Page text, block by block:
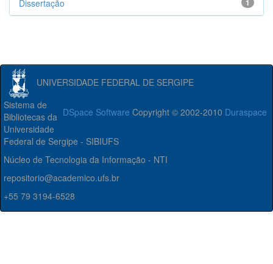
1
Dissertação
UNIVERSIDADE FEDERAL DE SERGIPE
DSpace Software Copyright © 2002-2010 Duraspace
Sistema de
Bibliotecas da
Universidade
Federal de Sergipe - SIBIUFS
Núcleo de Tecnologia da Informação - NTI
repositorio@academico.ufs.br
+55 79 3194-6528